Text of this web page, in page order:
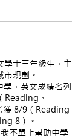
學士三年級生，主
規劃。
，英文成績名列
Reading、
獲 8/9（Reading
8）。
不單止幫助中學